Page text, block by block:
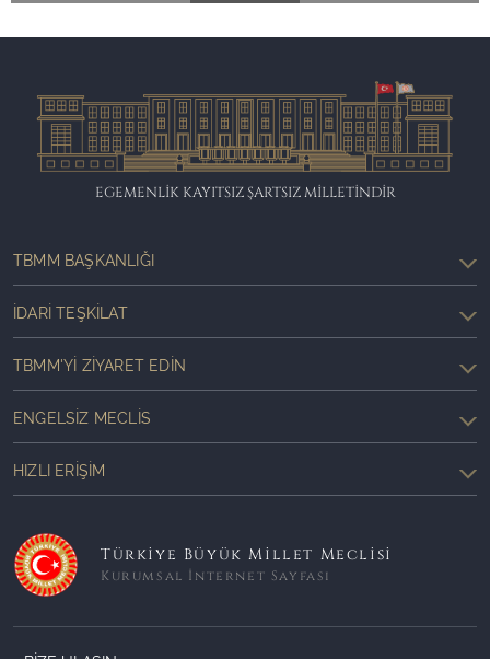
EGEMENLİK KAYITSIZ ŞARTSIZ MİLLETİNDİR
TBMM BAŞKANLIĞI
İDARI TEŞKILAT
TBMM'YI ZIYARET EDIN
ENGELSIZ MECLIS
HIZLI ERIŞIM
Türkiye Büyük Millet Meclisi
Kurumsal İnternet Sayfası